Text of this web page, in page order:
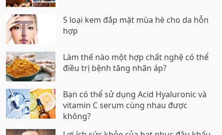
5 loại kem đắp mặt mùa hè cho da hỗn
hợp
Làm thế nào một hợp chất nghệ có thể
điều trị bệnh tăng nhãn áp?
Bạn có thể sử dụng Acid Hyaluronic và
vitamin C serum cùng nhau được
không?